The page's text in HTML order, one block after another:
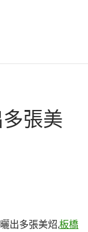
張美
出多張美炤,板橋